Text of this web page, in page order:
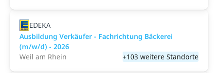
EDEKA
Ausbildung Verkäufer - Fachrichtung Bäckerei
(m/w/d) - 2026
Weil am Rhein
+103 weitere Standorte